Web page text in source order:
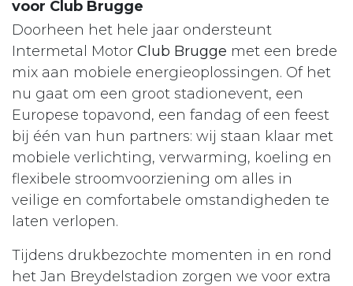
voor Club Brugge
Doorheen het hele jaar ondersteunt
Intermetal Motor Club Brugge met een brede
mix aan mobiele energieoplossingen. Of het
nu gaat om een groot stadion­event, een
Europese topavond, een fandag of een feest
bij één van hun partners: wij staan klaar met
mobiele verlichting, verwarming, koeling en
flexibele stroomvoorziening om alles in
veilige en comfortabele omstandigheden te
laten verlopen.
Tijdens drukbezochte momenten in en rond
het Jan Breydelstadion zorgen we voor extra